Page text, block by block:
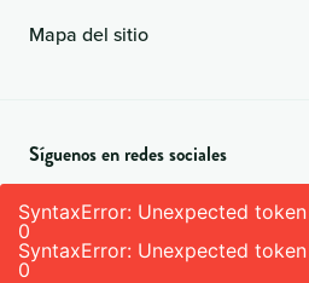
Mapa del sitio
Síguenos en redes sociales
SyntaxError: Unexpected
0
SyntaxError: Unexpected
0